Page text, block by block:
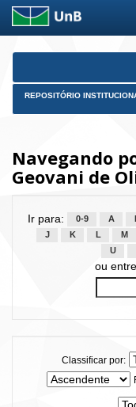
Skip
REPOSITÓRIO
Navegando
Geovani de
Ir para: 0-9 A
J
K L M
U
ou
Classificar por: